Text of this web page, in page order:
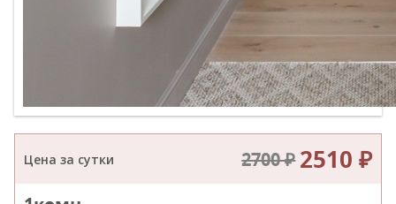
Цена за сутки 2700 ₽ 2510 ₽